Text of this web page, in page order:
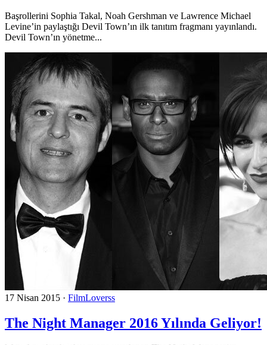
Başrollerini Sophia Takal, Noah Gershman ve Lawrence Michael
Levine’in paylaştığı Devil Town’ın ilk tanıtım fragmanı yayınlandı.
Devil Town’ın yönetme...
17 Nisan 2015 · FilmLoverss
The Night Manager 2016 Yılında Geliyor!